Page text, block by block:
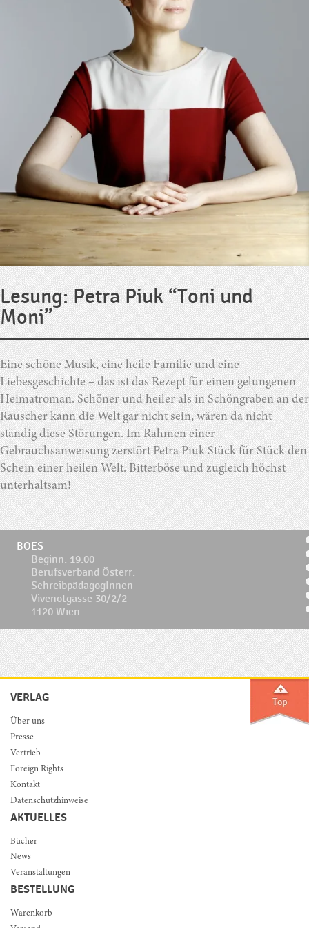
Lesung: Petra Piuk “Toni und
Moni”
Eine schöne Musik, eine heile Familie und eine
Liebesgeschichte – das ist das Rezept für einen gelungenen
Heimatroman. Schöner und heiler als in Schöngraben an der
Rauscher kann die Welt gar nicht sein, wären da nicht
ständig diese Störungen. Im Rahmen einer
Gebrauchsanweisung zerstört Petra Piuk Stück für Stück den
Schein einer heilen Welt. Bitterböse und zugleich höchst
unterhaltsam!
BOES
Beginn: 19:00
Berufsverband Österr.
SchreibpädagogInnen
Vivenotgasse 30/2/2
1120 Wien
VERLAG
Über uns
Presse
Vertrieb
Foreign Rights
Kontakt
Datenschutzhinweise
AKTUELLES
Bücher
News
Veranstaltungen
BESTELLUNG
Warenkorb